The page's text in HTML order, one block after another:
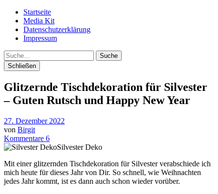
Startseite
Media Kit
Datenschutzerklärung
Impressum
Suche
Schließen
Glitzernde Tischdekoration für Silvester
– Guten Rutsch und Happy New Year
27. Dezember 2022
von Birgit
Kommentare 6
Silvester Deko
Mit einer glitzernden Tischdekoration für Silvester verabschiede ich
mich heute für dieses Jahr von Dir. So schnell, wie Weihnachten
jedes Jahr kommt, ist es dann auch schon wieder vorüber.